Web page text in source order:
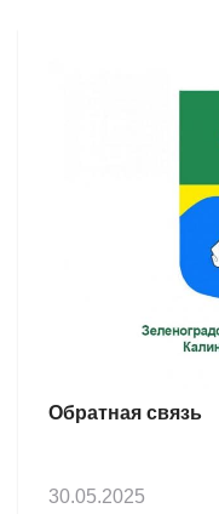
Обратная связь
30.05.2025